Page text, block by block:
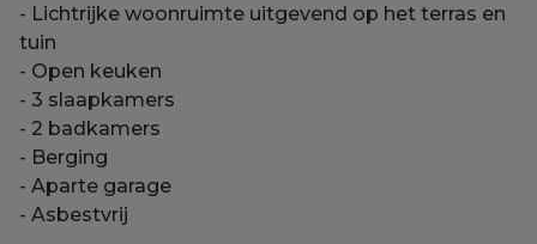
- Lichtrijke woonruimte uitgevend op het terras en
tuin
- Open keuken
- 3 slaapkamers
- 2 badkamers
- Berging
- Aparte garage
- Asbestvrij